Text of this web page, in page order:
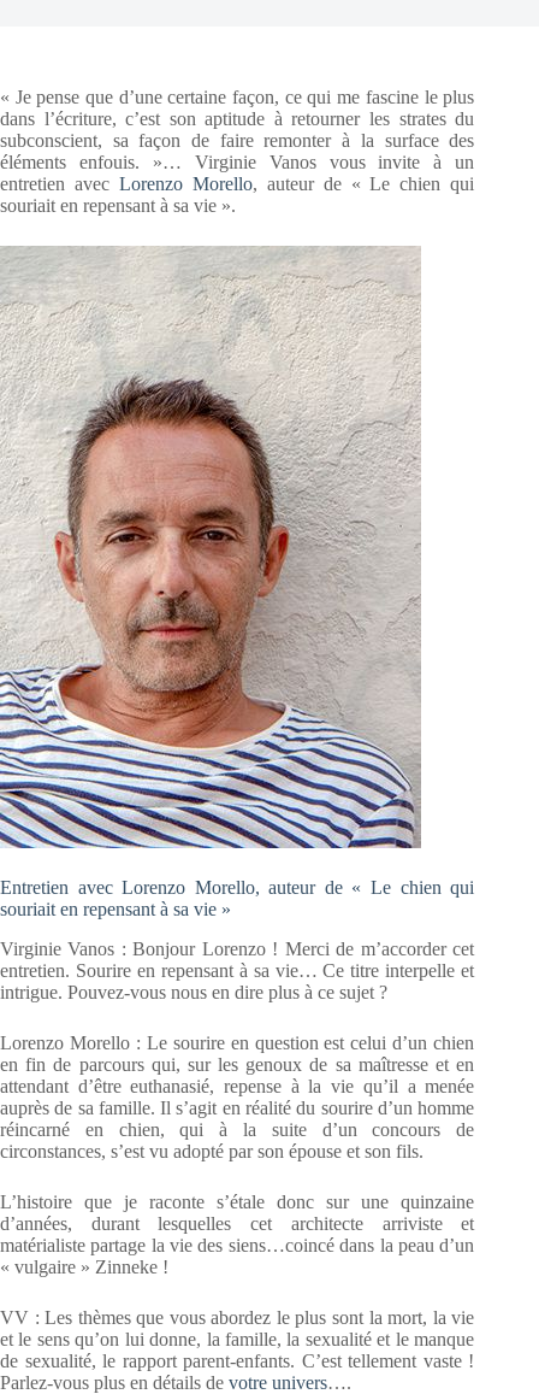
« Je pense que d’une certaine façon, ce qui me fascine le plus
dans l’écriture, c’est son aptitude à retourner les strates du
subconscient, sa façon de faire remonter à la surface des
éléments enfouis. »… Virginie Vanos vous invite à un
entretien avec Lorenzo Morello, auteur de « Le chien qui
souriait en repensant à sa vie ».
Entretien avec Lorenzo Morello, auteur de « Le chien qui
souriait en repensant à sa vie »
Virginie Vanos : Bonjour Lorenzo ! Merci de m’accorder cet
entretien. Sourire en repensant à sa vie… Ce titre interpelle et
intrigue. Pouvez-vous nous en dire plus à ce sujet ?
Lorenzo Morello : Le sourire en question est celui d’un chien
en fin de parcours qui, sur les genoux de sa maîtresse et en
attendant d’être euthanasié, repense à la vie qu’il a menée
auprès de sa famille. Il s’agit en réalité du sourire d’un homme
réincarné en chien, qui à la suite d’un concours de
circonstances, s’est vu adopté par son épouse et son fils.
L’histoire que je raconte s’étale donc sur une quinzaine
d’années, durant lesquelles cet architecte arriviste et
matérialiste partage la vie des siens…coincé dans la peau d’un
« vulgaire » Zinneke !
VV : Les thèmes que vous abordez le plus sont la mort, la vie
et le sens qu’on lui donne, la famille, la sexualité et le manque
de sexualité, le rapport parent-enfants. C’est tellement vaste !
Parlez-vous plus en détails de votre univers….